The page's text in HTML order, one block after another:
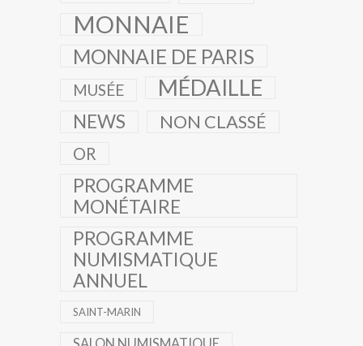
MONNAIE
MONNAIE DE PARIS
MUSÉE MÉDAILLE
NEWS NON CLASSÉ
OR
PROGRAMME
MONÉTAIRE
PROGRAMME
NUMISMATIQUE
ANNUEL
SAINT-MARIN